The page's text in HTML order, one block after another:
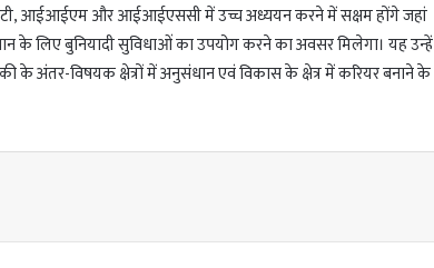
आईआईएम और आईआईएससी में उच्च अध्ययन करने में सक्षम होंगे जहां
लिए बुनियादी सुविधाओं का उपयोग करने का अवसर मिलेगा। यह उन्हें
के अंतर-विषयक क्षेत्रों में अनुसंधान एवं विकास के क्षेत्र में करियर बनाने के